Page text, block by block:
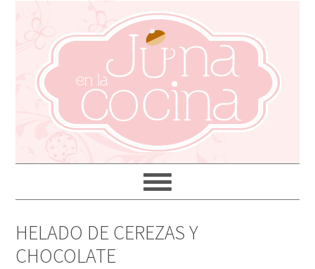
HELADO DE CEREZAS Y
CHOCOLATE